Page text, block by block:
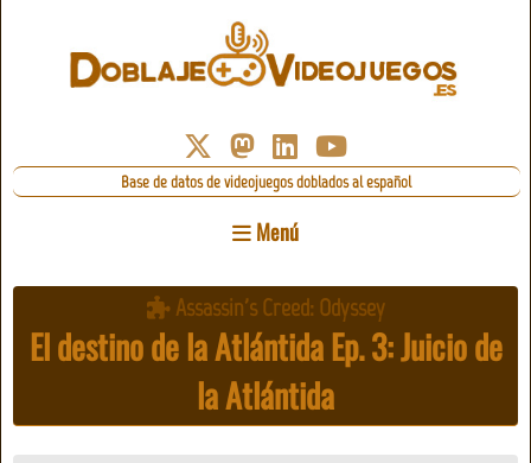
Base de datos de videojuegos doblados al español
Menú
Assassin's Creed: Odyssey
El destino de la Atlántida Ep. 3: Juicio de
la Atlántida